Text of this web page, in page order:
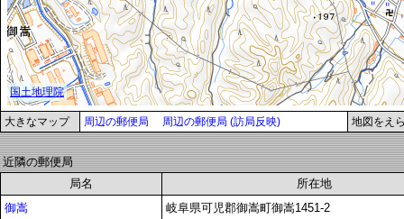
大きなマップ 周辺の郵便局 周辺の郵便局 (訪局反映) 地図をえ
近隣の郵便局
局名
所在地
御嵩
岐阜県可児郡御嵩町御嵩1451-2